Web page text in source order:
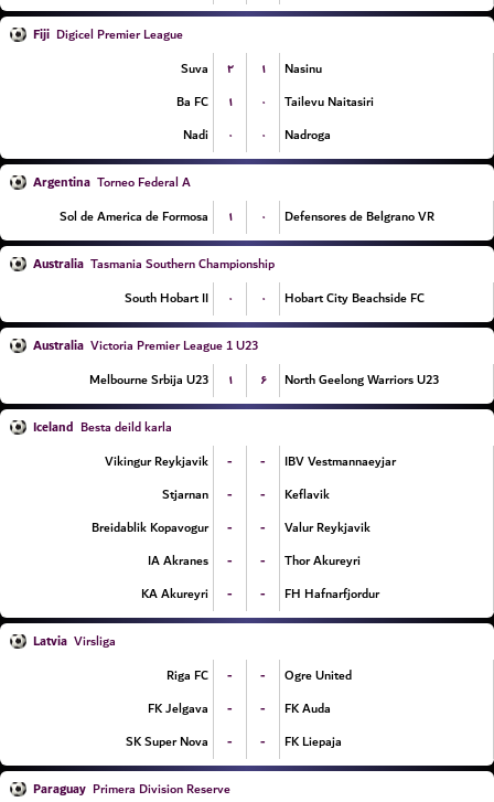
Fiji Digicel Premier League
Suva
۲ ۱
Nasinu
Ba FC
۱ ۰
Tailevu Naitasiri
Nadi
۰ ۰ Nadroga
Argentina Torneo Federal A
Sol de America de Formosa
۱ ۰ Defensores de Belgrano VR
Australia Tasmania Southern Championship
South Hobart II
۰ ۰ Hobart City Beachside FC
Australia Victoria Premier League 1 U23
Melbourne Srbija U23
۱ ۶ North Geelong Warriors U23
Iceland Besta deild karla
Vikingur Reykjavik
- -
IBV Vestmannaeyjar
Stjarnan
- -
Keflavik
Breidablik Kopavogur
- -
Valur Reykjavik
IA Akranes
- -
Thor Akureyri
KA Akureyri
- - FH Hafnarfjordur
Latvia Virsliga
Riga FC
- -
Ogre United
FK Jelgava
- -
FK Auda
SK Super Nova
- - FK Liepaja
Paraguay Primera Division Reserve